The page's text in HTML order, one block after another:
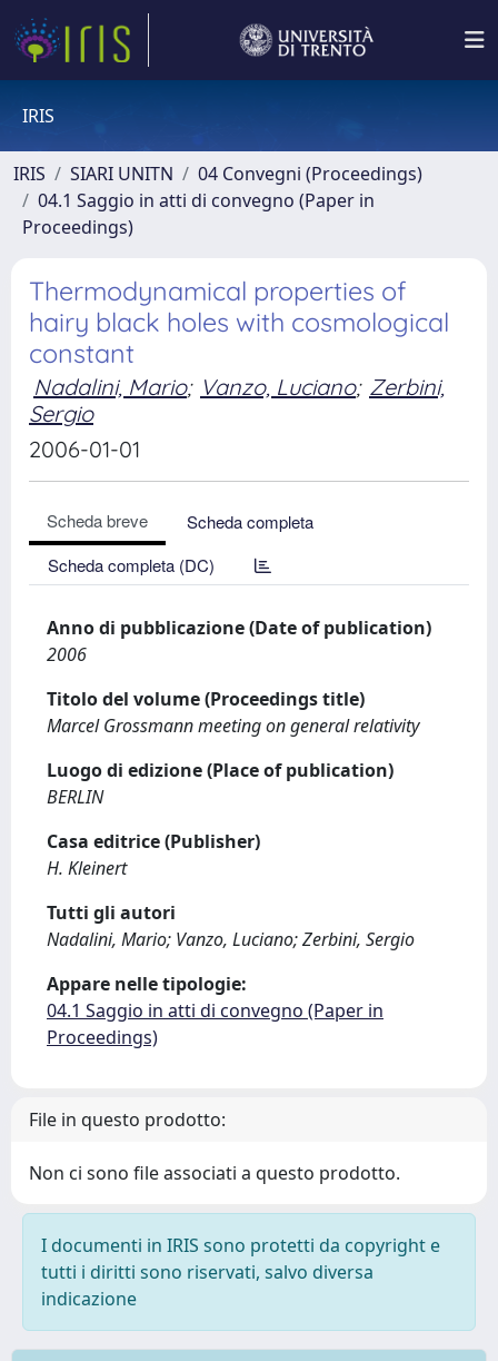
IRIS
IRIS SIARI UNITN
04 Convegni (Proceedings)
04.1 Saggio in atti di convegno (Paper in
Proceedings)
Thermodynamical properties of
hairy black holes with cosmological
constant
Nadalini, Mario; Vanzo, Luciano; Zerbini,
Sergio
2006-01-01
Scheda breve
Scheda completa
Scheda completa (DC)
Anno di pubblicazione (Date of publication)
2006
Titolo del volume (Proceedings title)
Marcel Grossmann meeting on general relativity
Luogo di edizione (Place of publication)
BERLIN
Casa editrice (Publisher)
H. Kleinert
Tutti gli autori
Nadalini, Mario; Vanzo, Luciano; Zerbini, Sergio
Appare nelle tipologie:
04.1 Saggio in atti di convegno (Paper in
Proceedings)
File in questo prodotto:
Non ci sono file associati a questo prodotto.
I documenti in IRIS sono protetti da copyright e
tutti i diritti sono riservati, salvo diversa
indicazione